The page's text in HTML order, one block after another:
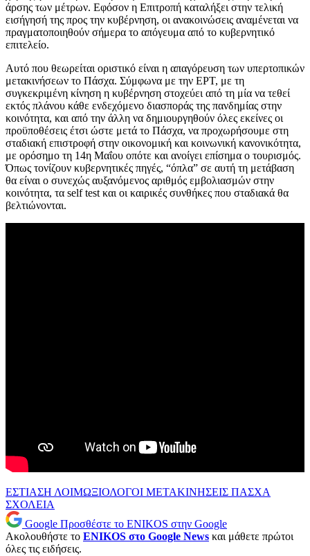
άρσης των μέτρων. Εφόσον η Επιτροπή καταλήξει στην τελική
εισήγησή της προς την κυβέρνηση, οι ανακοινώσεις αναμένεται να
πραγματοποιηθούν σήμερα το απόγευμα από το κυβερνητικό
επιτελείο.
Αυτό που θεωρείται οριστικό είναι η απαγόρευση των υπερτοπικών
μετακινήσεων το Πάσχα. Σύμφωνα με την ΕΡΤ, με τη
συγκεκριμένη κίνηση η κυβέρνηση στοχεύει από τη μία να τεθεί
εκτός πλάνου κάθε ενδεχόμενο διασποράς της πανδημίας στην
κοινότητα, και από την άλλη να δημιουργηθούν όλες εκείνες οι
προϋποθέσεις έτσι ώστε μετά το Πάσχα, να προχωρήσουμε στη
σταδιακή επιστροφή στην οικονομική και κοινωνική κανονικότητα,
με ορόσημο τη 14η Μαΐου οπότε και ανοίγει επίσημα ο τουρισμός.
Όπως τονίζουν κυβερνητικές πηγές, “όπλα” σε αυτή τη μετάβαση
θα είναι ο συνεχώς αυξανόμενος αριθμός εμβολιασμών στην
κοινότητα, τα self test και οι καιρικές συνθήκες που σταδιακά θα
βελτιώνονται.
ΕΣΤΙΑΣΗ ΛΟΙΜΩΞΙΟΛΟΓΟΙ ΜΕΤΑΚΙΝΗΣΕΙΣ ΠΑΣΧΑ
ΣΧΟΛΕΙΑ
Google Προσθέστε το ENIKOS στην Google
Ακολουθήστε το ENIKOS στο Google News και μάθετε πρώτοι
όλες τις ειδήσεις.